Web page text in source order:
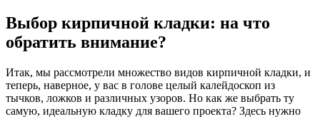
Выбор кирпичной кладки: на что
обратить внимание?
Итак, мы рассмотрели множество видов кирпичной кладки, и
теперь, наверное, у вас в голове целый калейдоскоп из
тычков, ложков и различных узоров. Но как же выбрать ту
самую, идеальную кладку для вашего проекта? Здесь нужно